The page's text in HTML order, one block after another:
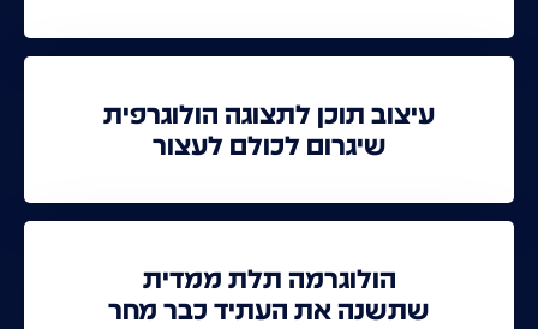
עיצוב תוכן לתצוגה הולוגרפית
שיגרום לכולם לעצור
הולוגרמה תלת ממדית
שתשנה את העתיד כבר מחר